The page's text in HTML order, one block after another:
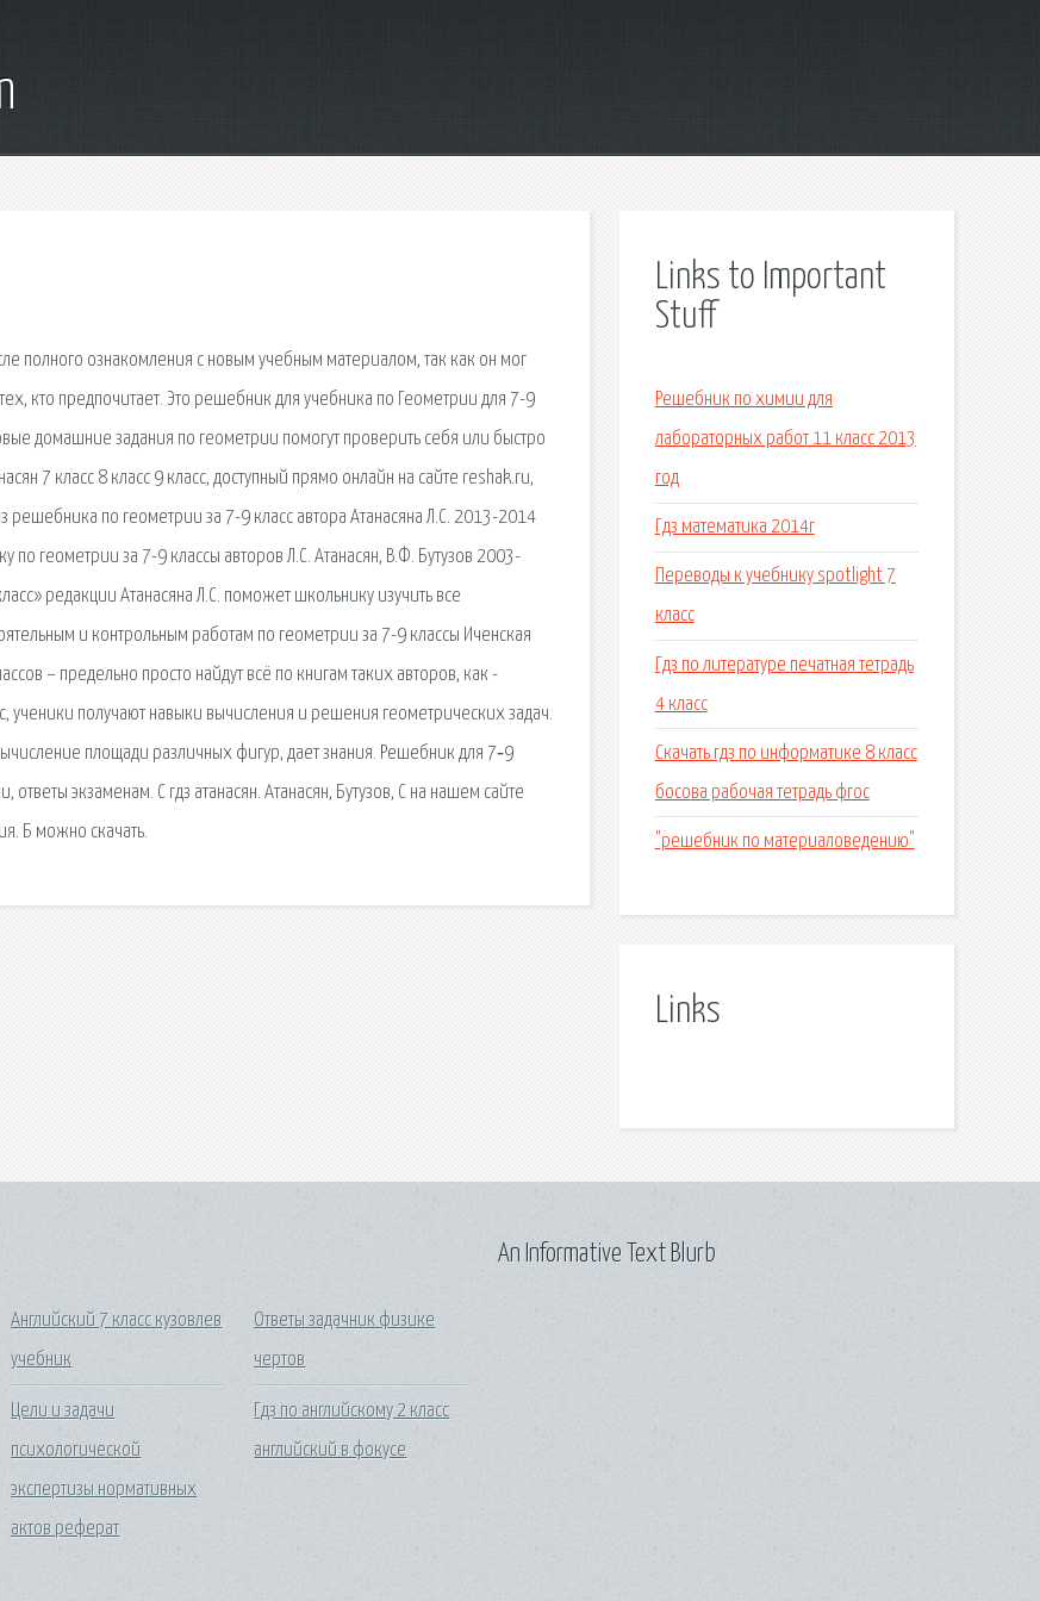
полного ознакомления с новым учебным материалом, так как он мог
кто предпочитает. Это решебник для учебника по Геометрии для 7-9
домашние задания по геометрии помогут проверить себя или быстро
7 класс 8 класс 9 класс, доступный прямо онлайн на сайте reshak.ru,
по геометрии за 7-9 класс автора Атанасяна Л.С. 2013-2014
по геометрии за 7-9 классы авторов Л.С. Атанасян, В.Ф. Бутузов 2003-
редакции Атанасяна Л.С. поможет школьнику изучить все
и контрольным работам по геометрии за 7-9 классы Иченская
– предельно просто найдут всё по книгам таких авторов, как -
ученики получают навыки вычисления и решения геометрических задач.
площади различных фигур, дает знания. Решебник для 7‐9
экзаменам. С гдз атанасян. Атанасян, Бутузов, С на нашем сайте
Б можно скачать.
Links to Important
Stuff
Решебник по химии для
лабораторных работ 11 класс 2013
год
Гдз математика 2014г
Переводы к учебнику spotlight 7
класс
Гдз по литературе печатная тетрадь
4 класс
Скачать гдз по информатике 8 класс
босова рабочая тетрадь фгос
"решебник по материаловедению"
Links
Английский 7 класс кузовлев
учебник
Цели и задачи
психологической
экспертизы нормативных
актов реферат
Ответы задачник физике
чертов
Гдз по английскому 2 класс
английский в фокусе
An Informative Text Blurb